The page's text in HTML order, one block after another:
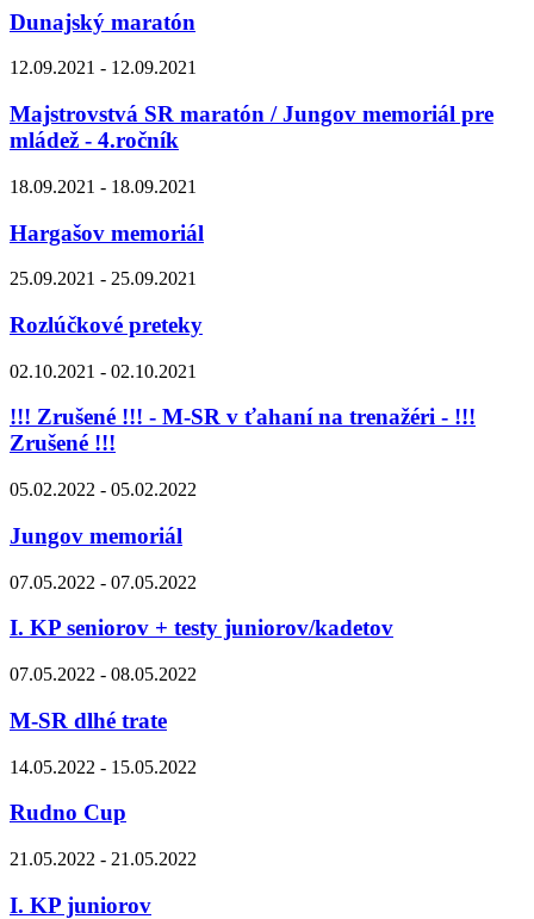
Dunajský maratón
12.09.2021 - 12.09.2021
Majstrovstvá SR maratón / Jungov memoriál pre
mládež - 4.ročník
18.09.2021 - 18.09.2021
Hargašov memoriál
25.09.2021 - 25.09.2021
Rozlúčkové preteky
02.10.2021 - 02.10.2021
!!! Zrušené !!! - M-SR v ťahaní na trenažéri - !!!
Zrušené !!!
05.02.2022 - 05.02.2022
Jungov memoriál
07.05.2022 - 07.05.2022
I. KP seniorov + testy juniorov/kadetov
07.05.2022 - 08.05.2022
M-SR dlhé trate
14.05.2022 - 15.05.2022
Rudno Cup
21.05.2022 - 21.05.2022
I. KP juniorov